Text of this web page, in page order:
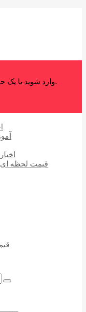
وارد شوید یا یک حساب کاربری جدید ایجاد کنید.
قیمت لحظه ای